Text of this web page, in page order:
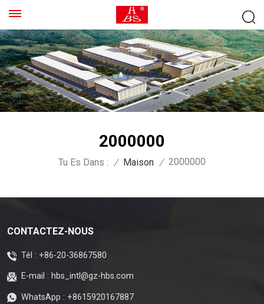
2000000
Tu Es Dans : / Maison / 2000000
CONTACTEZ-NOUS
Tél : +86-20-36867580
E-mail : hbs_intl@gz-hbs.com
WhatsApp : +8615920167887